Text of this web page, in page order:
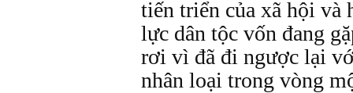
tiến triển của xã hội và
lực dân tộc vốn đang
rơi vì đã đi ngược lại
nhân loại trong vòng